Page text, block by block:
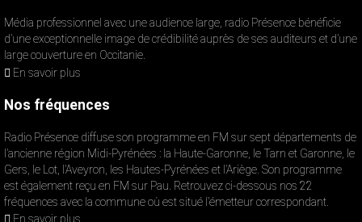
Média professionnel avec une audience large, radio Présence bénéficie
d’une exceptionnelle image de crédibilité auprès de ses auditeurs et d’une
large couverture en Occitanie.
En savoir plus
Nos fréquences
Radio Présence diffuse son programme en FM sur sept départements de
l’ancienne région Midi-Pyrénées : la Haute-Garonne, le Tarn et Garonne, le
Gers, le Lot, l’Aveyron, les Hautes-Pyrénées et l’Ariège. Son programme
est également reçu en FM sur Pau. Retrouvez ci-dessous nos 22
fréquences avec la commune où est situé l’émetteur correspondant.
En savoir plus